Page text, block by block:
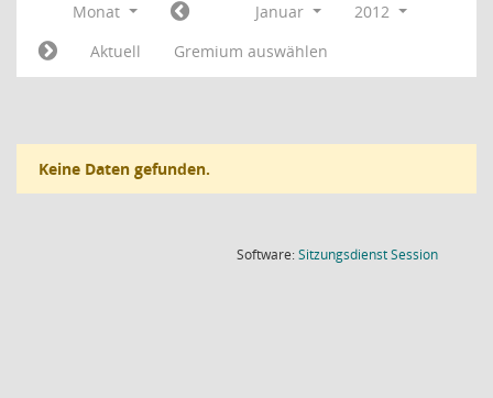
Monat Januar
2012
Aktuell
Gremium auswählen
Keine Daten gefunden.
Software:SitzungsdienstSession(Wird in